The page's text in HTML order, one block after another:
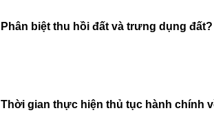
Phân biệt thu hồi đất và trưng dụng đất?
Thời gian thực hiện thủ tục hành chính